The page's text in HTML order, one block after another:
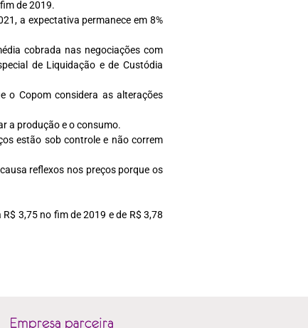
de 2019.
a expectativa permanece em 8%
cobrada nas negociações com
de Liquidação e de Custódia
o Copom considera as alterações
a produção e o consumo.
estão sob controle e não correm
reflexos nos preços porque os
3,75 no fim de 2019 e de R$ 3,78